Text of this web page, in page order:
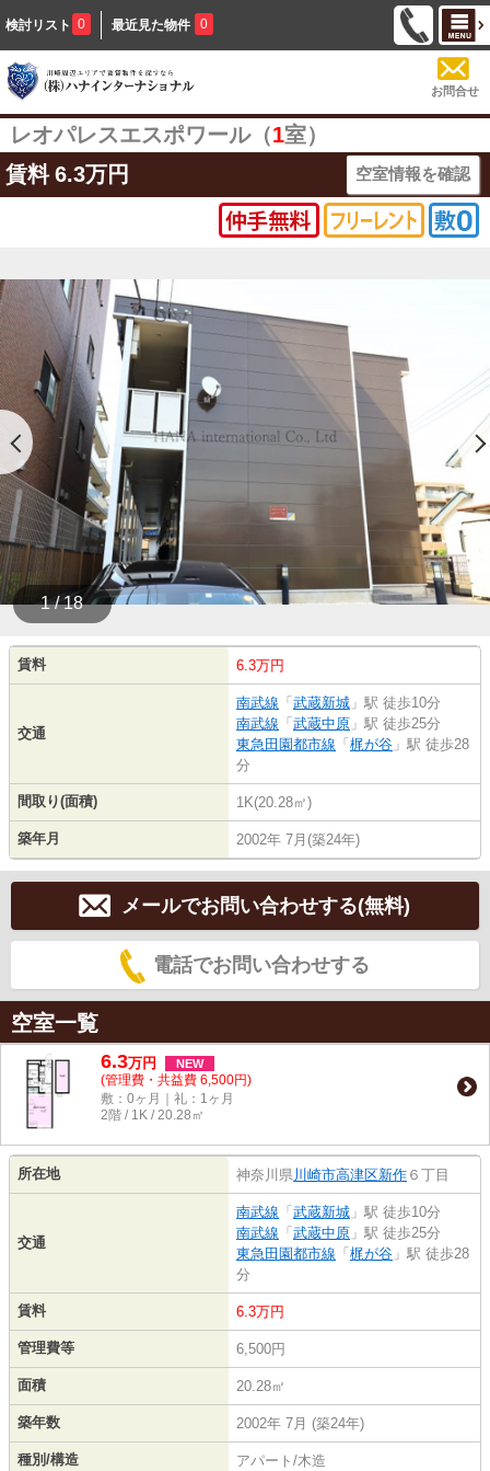
検討リスト 0 最近見た物件 0
お問合せ
レオパレスエスポワール（1室）
賃料 6.3万円 空室情報を確認
1 / 18
賃料 6.3万円
交通
南武線 「 武蔵新城 」駅 徒歩10分
南武線 「 武蔵中原 」駅 徒歩25分
東急田園都市線 「 梶が谷 」駅 徒歩28
分
間取り(面積) 1K(20.28㎡)
築年月 2002年 7月(築24年)
メールでお問い合わせする(無料)
電話でお問い合わせする
空室一覧
6.3万円 NEW
(管理費・共益費 6,500円)
敷：0ヶ月｜礼：1ヶ月
2階 / 1K / 20.28㎡
所在地 神奈川県川崎市高津区新作 ６丁目
交通
南武線 「 武蔵新城 」駅 徒歩10分
南武線 「 武蔵中原 」駅 徒歩25分
東急田園都市線 「 梶が谷 」駅 徒歩28
分
賃料 6.3万円
管理費等 6,500円
面積 20.28㎡
築年数 2002年 7月 (築24年)
種別/構造 アパート/木造